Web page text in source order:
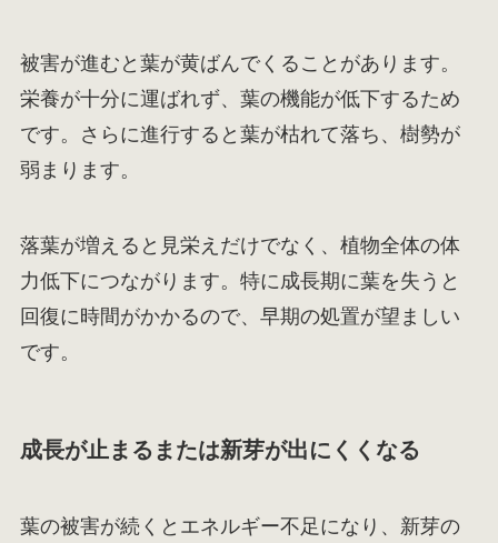
被害が進むと葉が黄ばんでくることがあります。
栄養が十分に運ばれず、葉の機能が低下するため
です。さらに進行すると葉が枯れて落ち、樹勢が
弱まります。
落葉が増えると見栄えだけでなく、植物全体の体
力低下につながります。特に成長期に葉を失うと
回復に時間がかかるので、早期の処置が望ましい
です。
成長が止まるまたは新芽が出にくくなる
葉の被害が続くとエネルギー不足になり、新芽の